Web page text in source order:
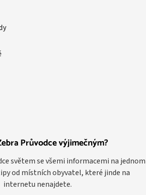
Průvodce výjimečným?
světem se všemi informacemi na jednom
od místních obyvatel, které jinde na
internetu nenajdete.